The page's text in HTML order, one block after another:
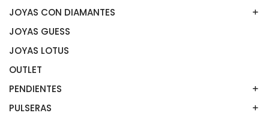
GARGANTILLAS ORO
GARGANTILLAS PLATA
JOYAS CON DIAMANTES
ANILLOS CON DIAMANTES
GARGANTILLAS CON DIAMANTES
PENDIENTES CON DIAMANTES
PULSERAS CON DIAMANTES
JOYAS GUESS
JOYAS LOTUS
OUTLET
PENDIENTES
PENDIENTES DE ORO
PULSERAS